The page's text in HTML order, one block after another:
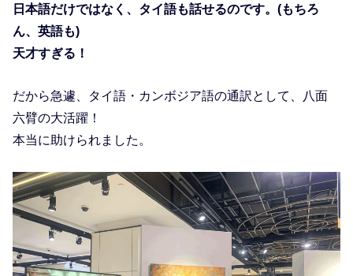
日本語だけではなく、タイ語も話せるのです。(もちろ
ん、英語も)
天才すぎる！
だから急遽、タイ語・カンボジア語の通訳として、八面
六臂の大活躍！
本当に助けられました。